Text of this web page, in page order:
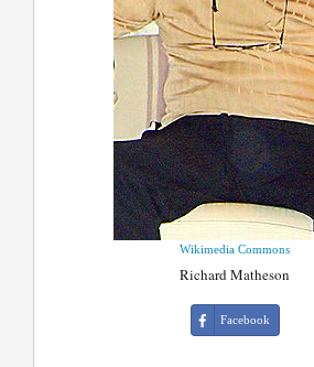
Wikimedia Commons
Richard Matheson
Facebook